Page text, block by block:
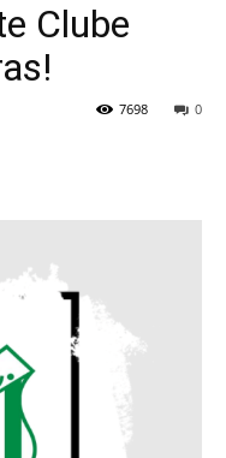
Clube
0
7698